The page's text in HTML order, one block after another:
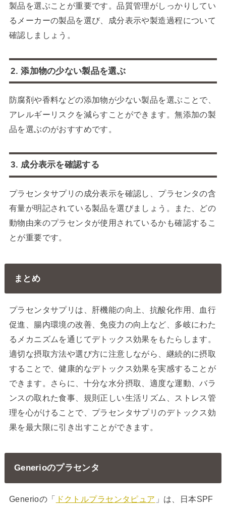
製品を選ぶことが重要です。品質管理がしっかりしてい
るメーカーの製品を選び、成分表示や製造過程について
確認しましょう。
2. 添加物の少ない製品を選ぶ
防腐剤や香料などの添加物が少ない製品を選ぶことで、
アレルギーリスクを減らすことができます。無添加の製
品を選ぶのがおすすめです。
3. 成分表示を確認する
プラセンタサプリの成分表示を確認し、プラセンタの含
有量が明記されている製品を選びましょう。また、どの
動物由来のプラセンタが使用されているかも確認するこ
とが重要です。
まとめ
プラセンタサプリは、肝機能の向上、抗酸化作用、血行
促進、腸内環境の改善、免疫力の向上など、多岐にわた
るメカニズムを通じてデトックス効果をもたらします。
適切な摂取方法や選び方に注意しながら、継続的に摂取
することで、健康的なデトックス効果を実感することが
できます。さらに、十分な水分摂取、適度な運動、バラ
ンスの取れた食事、規則正しい生活リズム、ストレス管
理を心がけることで、プラセンタサプリのデトックス効
果を最大限に引き出すことができます。
Generioのプラセンタ
Generioの「 ドクトルプラセンタピュア 」は、日本SPF